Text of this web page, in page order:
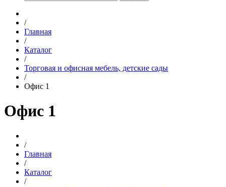
/
Главная
/
Каталог
/
Торговая и офисная мебель, детские сады
/
Офис 1
Офис 1
/
Главная
/
Каталог
/